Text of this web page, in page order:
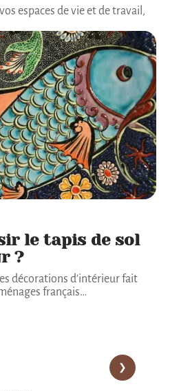
espaces de vie et de travail,
le tapis de sol
?
décorations d’intérieur fait
français…